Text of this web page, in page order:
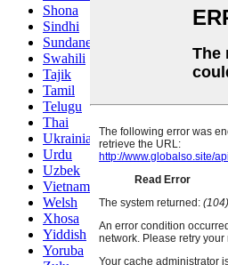
Shona
Sindhi
Sundanese
Swahili
Tajik
Tamil
Telugu
Thai
Ukrainian
Urdu
Uzbek
Vietnamese
Welsh
Xhosa
Yiddish
Yoruba